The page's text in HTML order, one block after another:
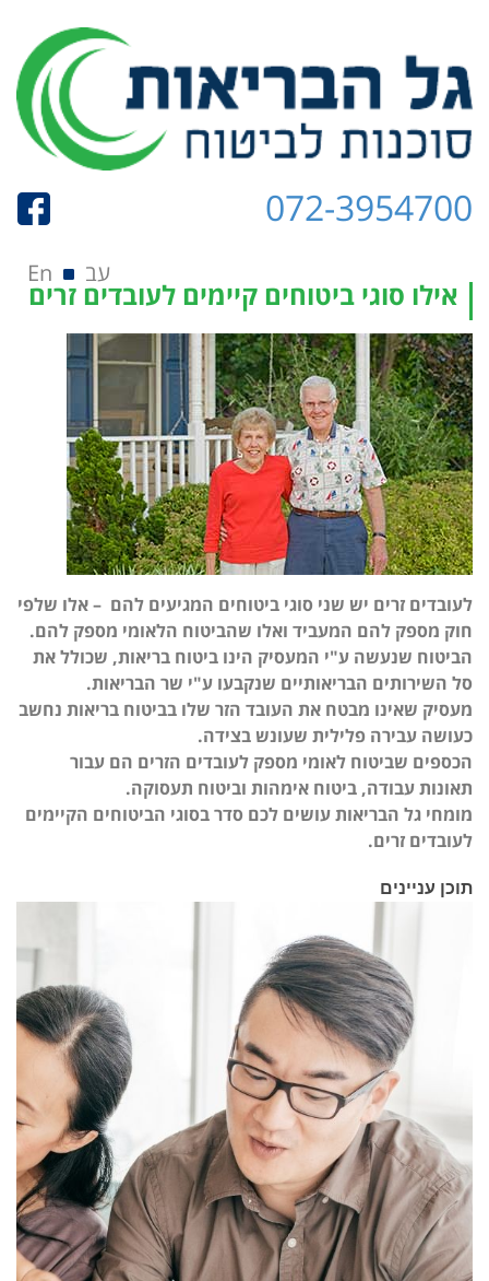
072-3954700
עב En
אילו סוגי ביטוחים קיימים לעובדים זרים
לעובדים זרים יש שני סוגי ביטוחים המגיעים להם – אלו שלפי
חוק מספק להם המעביד ואלו שהביטוח הלאומי מספק להם.
הביטוח שנעשה ע"י המעסיק הינו ביטוח בריאות, שכולל את
סל השירותים הבריאותיים שנקבעו ע"י שר הבריאות.
מעסיק שאינו מבטח את העובד הזר שלו בביטוח בריאות נחשב
כעושה עבירה פלילית שעונש בצידה.
הכספים שביטוח לאומי מספק לעובדים הזרים הם עבור
תאונות עבודה, ביטוח אימהות וביטוח תעסוקה.
מומחי גל הבריאות עושים לכם סדר בסוגי הביטוחים הקיימים
לעובדים זרים.
תוכן עניינים